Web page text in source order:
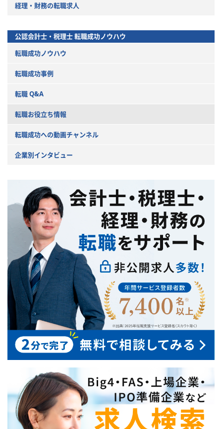
経理・財務の転職求人
公認会計士・税理士転職成功ノウハウ
転職成功ノウハウ
転職成功事例
転職 Q&A
転職お役立ち情報
転職成功への動画チャンネル
企業別インタビュー